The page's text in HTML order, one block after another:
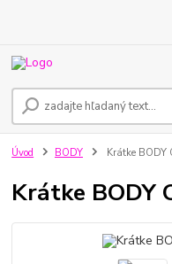
Úvod BODY Krátke BODY
Krátke BODY